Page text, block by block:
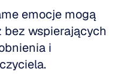
emocje mogą
bez wspierających
i